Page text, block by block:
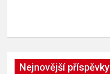
Nejnovější příspěvky